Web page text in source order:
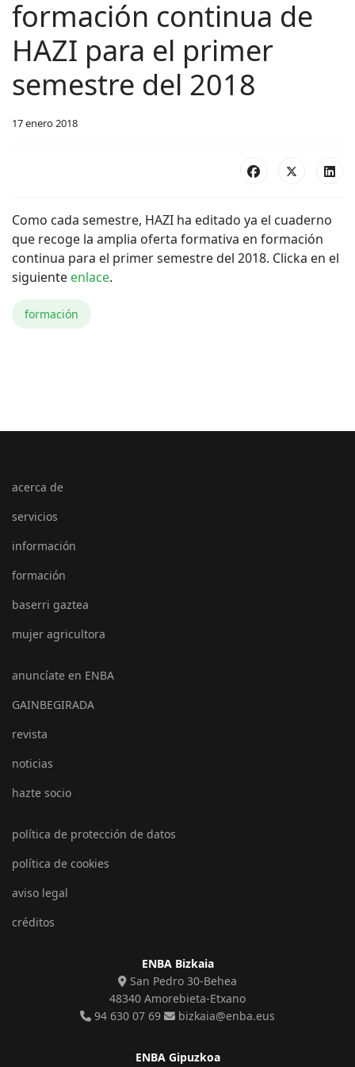
formación continua de
HAZI para el primer
semestre del 2018
17 enero 2018
Como cada semestre, HAZI ha editado ya el cuaderno
que recoge la amplia oferta formativa en formación
continua para el primer semestre del 2018. Clicka en el
siguiente enlace.
formación
acerca de
servicios
información
formación
baserri gaztea
mujer agricultora
anuncíate en ENBA
GAINBEGIRADA
revista
noticias
hazte socio
política de protección de datos
política de cookies
aviso legal
créditos
ENBA Bizkaia
San Pedro 30-Behea
48340 Amorebieta-Etxano
94 630 07 69
bizkaia@enba.eus
ENBA Gipuzkoa